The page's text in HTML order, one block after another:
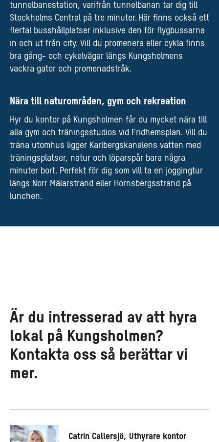
tunnelbanestation, varifrån tunnelbanan tar dig till
Stockholms Central på tre minuter. ​Här finns också ett
flertal busshållplatser inklusive den för flygbussarna
in och ut från city. Vill du promenera eller cykla finns
bra gång- och cykelvägar längs Kungsholmens
vackra gator och promenadstråk.
Nära till naturområden, gym och rekreation
Hyr du kontor på Kungsholmen får du mycket nära till
alla gym och träningsstudios vid Fridhemsplan. Vill du
träna utomhus ligger Karlbergskanalens vatten med
träningsplatser, natur och löparspår bara några
minuter bort. Perfekt för dig som vill ta en joggingtur
längs Norr Mälarstrand eller Hornsbergsstrand på
lunchen.
Är du intresserad av att hyra
lokal på Kungsholmen?
Kontakta oss så berättar vi
mer.
Catrin Callersjö, Uthyrare kontor